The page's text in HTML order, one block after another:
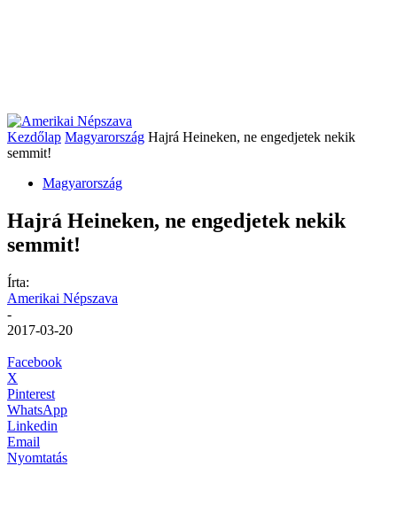
Kezdőlap Magyarország Hajrá Heineken, ne engedjetek nekik
semmit!
Magyarország
Hajrá Heineken, ne engedjetek nekik
semmit!
Írta:
Amerikai Népszava
-
2017-03-20
Facebook
X
Pinterest
WhatsApp
Linkedin
Email
Nyomtatás